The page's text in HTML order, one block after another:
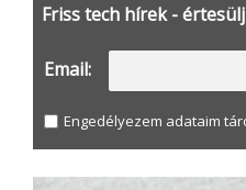
Friss tech hírek -
Email:
Engedélyezem adataim